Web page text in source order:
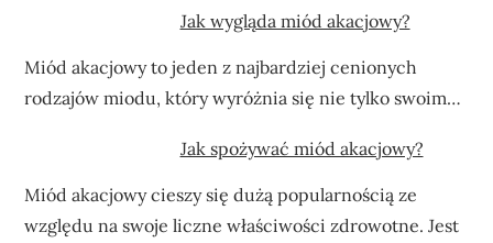
Jak wygląda miód akacjowy?
Miód akacjowy to jeden z najbardziej cenionych
rodzajów miodu, który wyróżnia się nie tylko swoim…
Jak spożywać miód akacjowy?
Miód akacjowy cieszy się dużą popularnością ze
względu na swoje liczne właściwości zdrowotne. Jest